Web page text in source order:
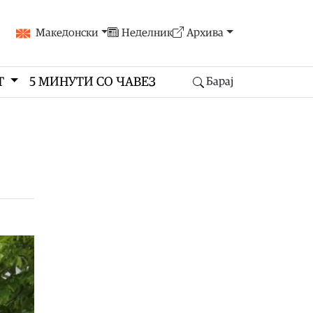
Македонски Неделник Архива
5 МИНУТИ СО ЧАВЕЗ Барај